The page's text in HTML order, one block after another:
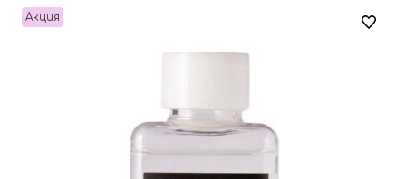
Акция